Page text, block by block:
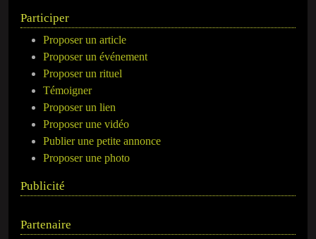
Participer
Proposer un article
Proposer un événement
Proposer un rituel
Témoigner
Proposer un lien
Proposer une vidéo
Publier une petite annonce
Proposer une photo
Publicité
Partenaire